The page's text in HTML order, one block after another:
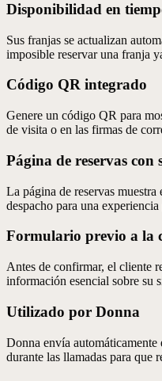
Disponibilidad en
Sus franjas se actualizan
imposible reservar una franja
Código QR integrado
Genere un código QR para
de visita o en las firmas de
Página de reservas con
La página de reservas
despacho para una
Formulario previo a la
Antes de confirmar, el cliente
información esencial sobre su
Utilizado por Donna
Donna envía automáticamente
durante las llamadas para que